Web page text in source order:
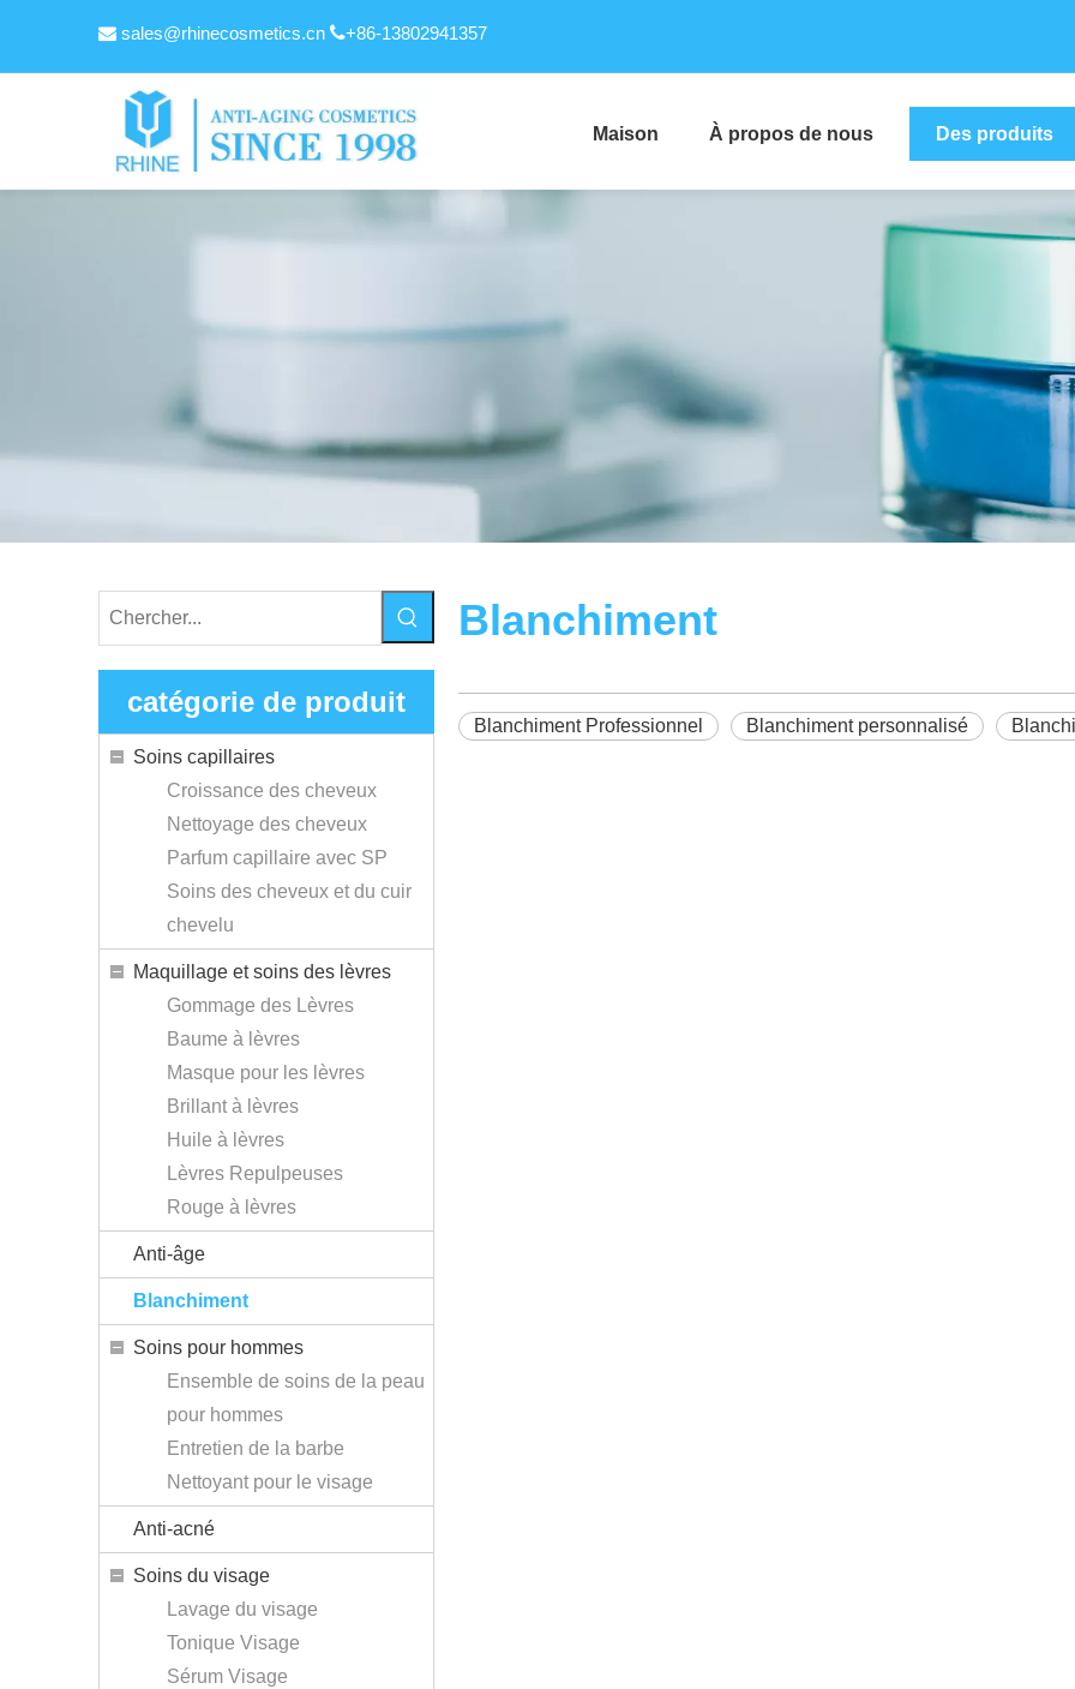
 sales@rhinecosmetics.cn +86-13802941357
Maison À propos de nous Des produits
catégorie de produit
Soins capillaires
Croissance des cheveux
Nettoyage des cheveux
Parfum capillaire avec SP
Soins des cheveux et du cuir
chevelu
Maquillage et soins des lèvres
Gommage des Lèvres
Baume à lèvres
Masque pour les lèvres
Brillant à lèvres
Huile à lèvres
Lèvres Repulpeuses
Rouge à lèvres
Anti-âge
Blanchiment
Soins pour hommes
Ensemble de soins de la peau
pour hommes
Entretien de la barbe
Nettoyant pour le visage
Anti-acné
Soins du visage
Lavage du visage
Tonique Visage
Sérum Visage
Blanchiment
Blanchiment Professionnel Blanchiment personnalisé